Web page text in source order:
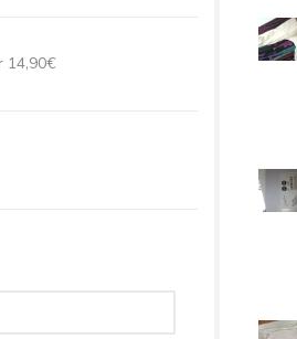
14,90€